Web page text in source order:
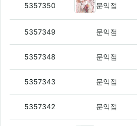
5357350 『미이짱
문익점
5357349 일본 돈가스 체
문익점
5357348 중국의 ‘인간
문익점
5357343 테무 앱 시작화
문익점
5357342 유럽연합이 제
문익점